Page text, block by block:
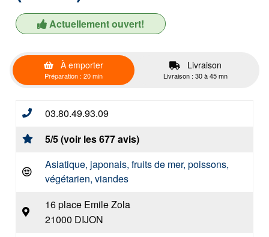
Actuellement ouvert!
À emporter
Préparation : 20 min
Livraison
Livraison : 30 à 45 mn
03.80.49.93.09
5/5 (voir les 677 avis)
Asiatique, japonais, fruits de mer, poissons,
végétarien, viandes
16 place Emile Zola
21000 DIJON